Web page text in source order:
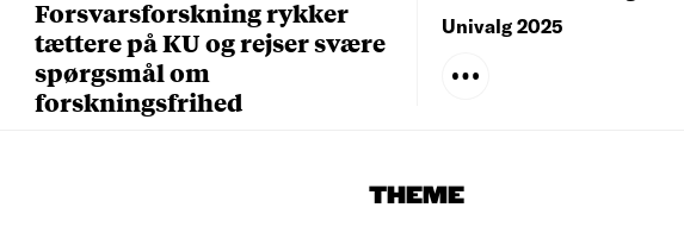
Forsvarsforskning rykker
tættere på KU og rejser svære
spørgsmål om
forskningsfrihed
Univalg 2025
THEME